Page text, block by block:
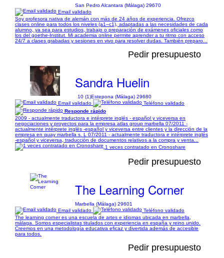
San Pedro Alcantara (Málaga) 29670
Email validado
Soy profesora nativa de alemán con más de 24 años de experiencia. Ofrezco
clases online para todos los niveles (a1–c1), adaptadas a las necesidades de cada
alumno, ya sea para estudios, trabajo o preparación de exámenes oficiales como
los del goethe-Institut. Mi academia online permite aprender a tu ritmo con acceso
24/7 a clases grabadas y sesiones en vivo para resolver dudas. También preparo...
Pedir presupuesto
Sandra Huelin
10 (1)Estepona (Málaga) 29680
Email validado
Teléfono validado
Responde rápido
2009 - actualmente traductora e intérprete inglés - español y viceversa en
negociaciones y proyectos para la empresa atlas group marbella 07/2011 -
actualmente intérprete inglés -español y viceversa entre clientes y la dirección de la
empresa en quay marbella s. L 07/2011 - actualmente traductora e intérprete inglés
-español y viceversa, traducción de documentos relativos a la compra y venta...
1 veces contratado en Cronoshare
Pedir presupuesto
The Learning Corner
Marbella (Málaga) 29601
Email validado
Teléfono validado
The learning corner es una escuela de artes e idiomas ubicada en marbella,
málaga. Somos especialistas titulados con experiencia en españa y reino unido.
Creemos en una metodología educativa eficaz y divertida además de accesible
para todos.
Pedir presupuesto